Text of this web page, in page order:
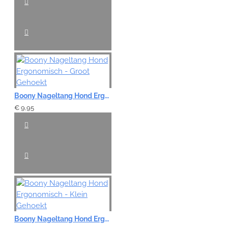
Boony Nageltang Hond Ergonomisch - Groot Gehoekt
€ 9,95
Boony Nageltang Hond Ergonomisch - Klein Gehoekt